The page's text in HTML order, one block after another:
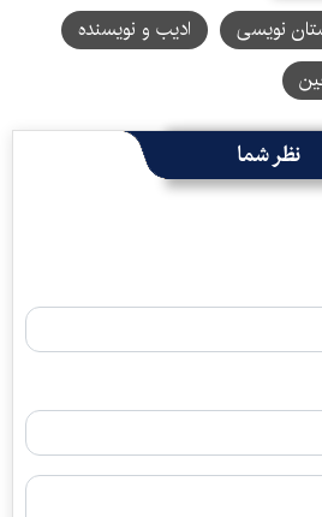
نویسی
ادیب و نویسنده
نظر شما